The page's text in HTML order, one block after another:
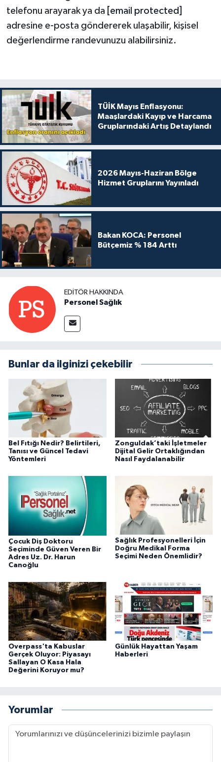
telefonu arayarak ya da [email protected]
adresine e-posta göndererek ulaşabilir, kişisel
değerlendirme randevunuzu alabilirsiniz.
TÜİK Mayıs Enflasyonu:
Maaşlardaki Kayıp ve Harcama
Gruplarındaki Artış Detaylandı
2026 Mayıs-Haziran Bölge
Hizmet Gruplarını Yayınladı
Bakan KOCA: Personel
Bütçemiz % 184 Arttı
EDITÖR HAKKINDA
Personel Sağlık
Bunlar da ilginizi çekebilir
Bel Fıtığı Nedir? Belirtileri,
Tanısı ve Güncel Tedavi
Yöntemleri
Zonguldak’taki İşletmeler
Dijital Gelir Ortaklığından
Nasıl Faydalanabilir
Çocuk Diş Doktoru
Seçiminde Güven Veren Bir
Adres Uz. Dr. Harun
Canoğlu
Sağlık Profesyonelleri İçin
Doğru Medikal Forma
Seçimi Neden Önemlidir?
Overpass'ta Kabuslar
Gerçek Oluyor: Piyasayı
Sallayan O Kasa Hala
Değerini Koruyor mu?
Günlük Hayattan Yaşam
Haberleri
Yorumlar